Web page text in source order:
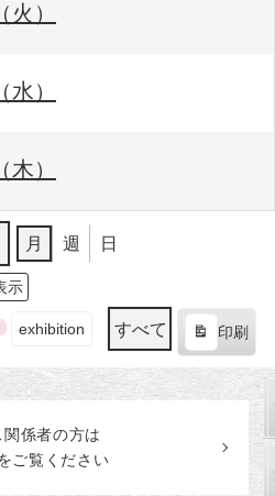
）
）
）
月 週 日
exhibition すべて 印刷
示
関係者の方は
ご覧ください